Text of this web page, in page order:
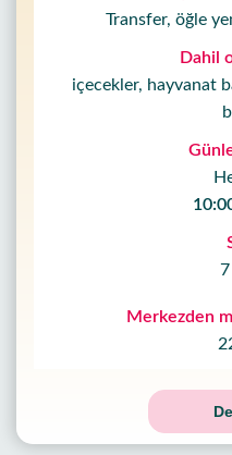
Transfer, öğle
Dahil
içecekler, hayvanat
7
Merkezden